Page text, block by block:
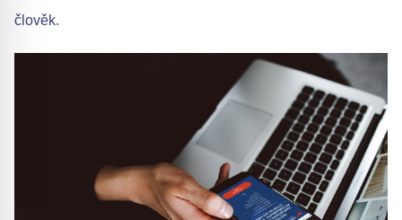
člověk.